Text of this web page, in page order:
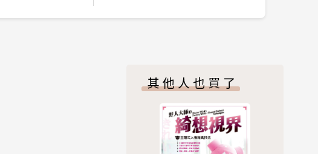
其他人也買了